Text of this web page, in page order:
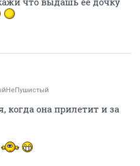
когда она прилетит и за